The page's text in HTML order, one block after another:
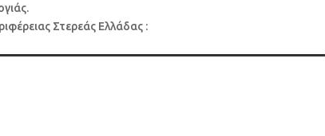
Στερεάς Ελλάδας :